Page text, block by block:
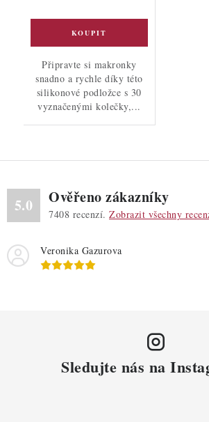
Připravte si makronky
snadno a rychle díky této
silikonové podložce s 30
vyznačenými kolečky,...
5.0 Ověřeno zákazníky
7408 recenzí. Zobrazit všechny
Veronika Gazurova
Sledujte nás na